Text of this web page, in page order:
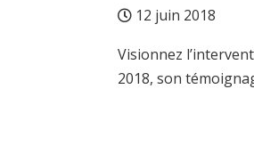
12 juin 2018
Visionnez
2018, son